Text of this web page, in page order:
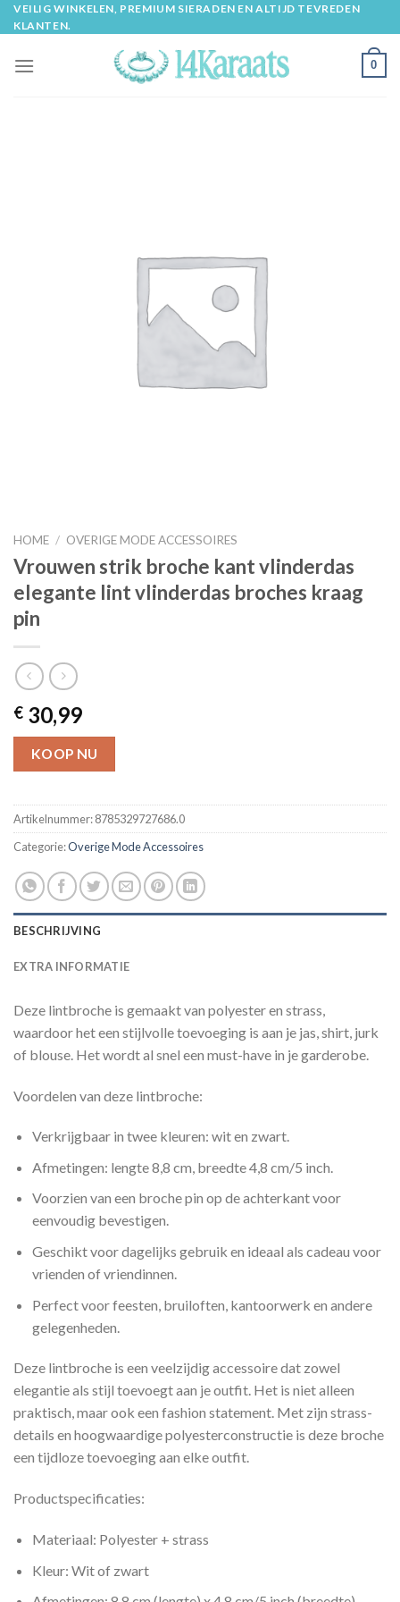
Skip
to
VEILIG WINKELEN, PREMIUM SIERADEN EN ALTIJD TEVREDEN
KLANTEN.
0
HOME / OVERIGE MODE ACCESSOIRES
Vrouwen strik broche kant vlinderdas
elegante lint vlinderdas broches kraag
pin
€ 30,99
KOOP NU
Artikelnummer:8785329727686.0
Categorie:Overige Mode Accessoires
BESCHRIJVING
EXTRA INFORMATIE
Deze lintbroche is gemaakt van polyester en strass,
waardoor het een stijlvolle toevoeging is aan je jas, shirt, jurk
of blouse. Het wordt al snel een must-have in je garderobe.
Voordelen van deze lintbroche:
Verkrijgbaar in twee kleuren: wit en zwart.
Afmetingen: lengte 8,8 cm, breedte 4,8 cm/5 inch.
Voorzien van een broche pin op de achterkant voor
eenvoudig bevestigen.
Geschikt voor dagelijks gebruik en ideaal als cadeau voor
vrienden of vriendinnen.
Perfect voor feesten, bruiloften, kantoorwerk en andere
gelegenheden.
Deze lintbroche is een veelzijdig accessoire dat zowel
elegantie als stijl toevoegt aan je outfit. Het is niet alleen
praktisch, maar ook een fashion statement. Met zijn strass-
details en hoogwaardige polyesterconstructie is deze broche
een tijdloze toevoeging aan elke outfit.
Productspecificaties:
Materiaal: Polyester + strass
Kleur: Wit of zwart